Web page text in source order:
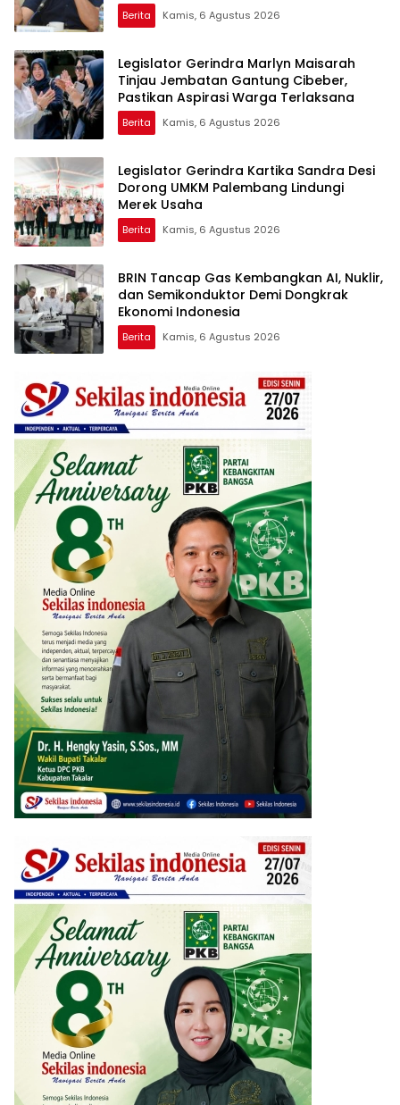
Berita Kamis, 6 Agustus 2026
Legislator Gerindra Marlyn Maisarah
Tinjau Jembatan Gantung Cibeber,
Pastikan Aspirasi Warga Terlaksana
Berita Kamis, 6 Agustus 2026
Legislator Gerindra Kartika Sandra Desi
Dorong UMKM Palembang Lindungi
Merek Usaha
Berita Kamis, 6 Agustus 2026
BRIN Tancap Gas Kembangkan AI, Nuklir,
dan Semikonduktor Demi Dongkrak
Ekonomi Indonesia
Berita Kamis, 6 Agustus 2026